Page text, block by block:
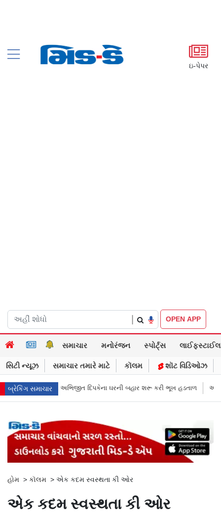
ઇ-પેપર
OPEN APP
સમાચાર મનોરંજન સ્પોર્ટ્સ લાઈફસ્ટાઈલ
સિટી ન્યૂઝ સમાચાર તમારે માટે કૉલમ શૉટ વિડિઓઝ
બ્રેકિંગ સમાચાર
ઘરની બહાર શરૂ કરી ભૂખ હડતાળ અભિજીત દિપકેએ CJPની નવી નીતિ
હોમ > કૉલમ > એક કદમ સ્વસ્થતા કી ઓર
એક કદમ સ્વસ્થતા કી ઓર